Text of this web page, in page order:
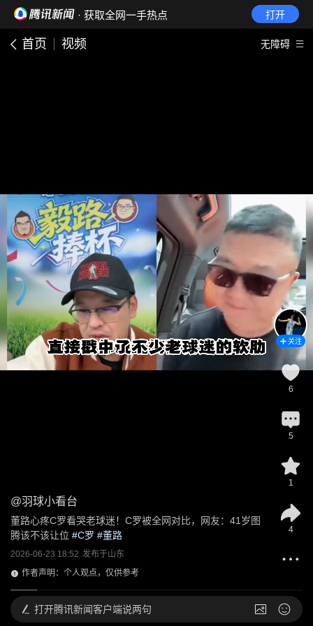
· 获取全网一手热点 打开
首页 视频 无障碍
@羽球小看台
董路心疼C罗看哭老球迷！C罗被全网对比，网友：41岁图
腾该不该让位 #C罗 #董路
2026-06-23 18:52 发布于山东
作者声明：个人观点，仅供参考
关注
6
5
1
4
打开腾讯新闻客户端说两句